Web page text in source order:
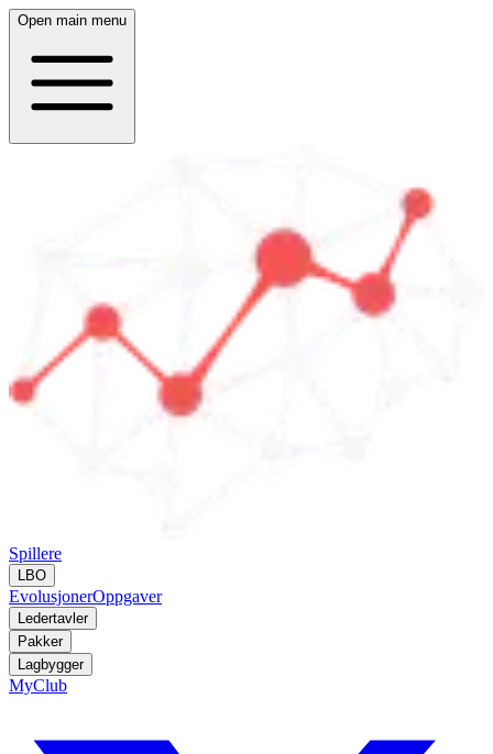
Open main menu
Spillere
LBO
EvolusjonerOppgaver
Ledertavler
Pakker
Lagbygger
MyClub